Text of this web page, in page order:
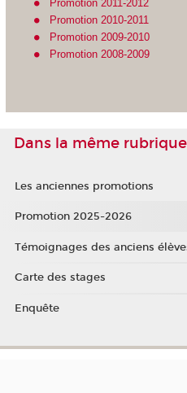
Promotion 2011-2012
Promotion 2010-2011
Promotion 2009-2010
Promotion 2008-2009
Dans la même rubrique
Les anciennes promotions
Promotion 2025-2026
Témoignages des anciens
Carte des stages
Enquête